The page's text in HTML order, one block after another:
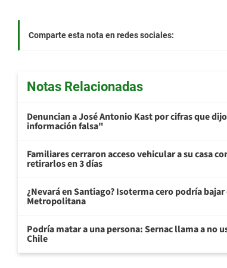
Comparte esta nota en redes sociales:
Notas Relacionadas
Denuncian a José Antonio Kast por cifras que
información falsa"
Familiares cerraron acceso vehicular a su casa
retirarlos en 3 días
¿Nevará en Santiago? Isoterma cero podría
Metropolitana
Podría matar a una persona: Sernac llama a no
Chile